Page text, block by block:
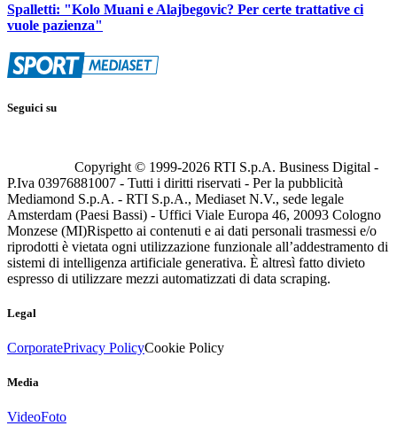
Spalletti: "Kolo Muani e Alajbegovic? Per certe trattative ci
vuole pazienza"
Seguici su
Copyright © 1999-2026 RTI S.p.A. Business Digital -
P.Iva 03976881007 - Tutti i diritti riservati - Per la pubblicità
Mediamond S.p.A. - RTI S.p.A., Mediaset N.V., sede legale
Amsterdam (Paesi Bassi) - Uffici Viale Europa 46, 20093 Cologno
Monzese (MI)Rispetto ai contenuti e ai dati personali trasmessi e/o
riprodotti è vietata ogni utilizzazione funzionale all’addestramento di
sistemi di intelligenza artificiale generativa. È altresì fatto divieto
espresso di utilizzare mezzi automatizzati di data scraping.
Legal
CorporatePrivacy PolicyCookie Policy
Media
VideoFoto